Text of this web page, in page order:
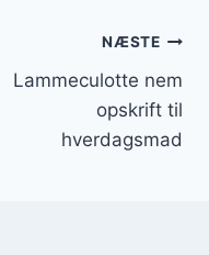
NÆSTE
Lammeculotte nem
opskrift til
hverdagsmad